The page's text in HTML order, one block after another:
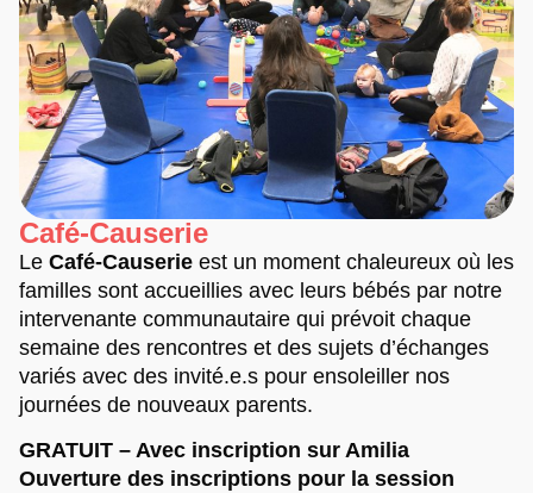
Café-Causerie
Le Café-Causerie est un moment chaleureux où les
familles sont accueillies avec leurs bébés par notre
intervenante communautaire qui prévoit chaque
semaine des rencontres et des sujets d’échanges
variés avec des invité.e.s pour ensoleiller nos
journées de nouveaux parents.
GRATUIT – Avec inscription sur Amilia
Ouverture des inscriptions pour la session